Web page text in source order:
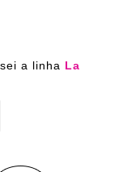
a linha La